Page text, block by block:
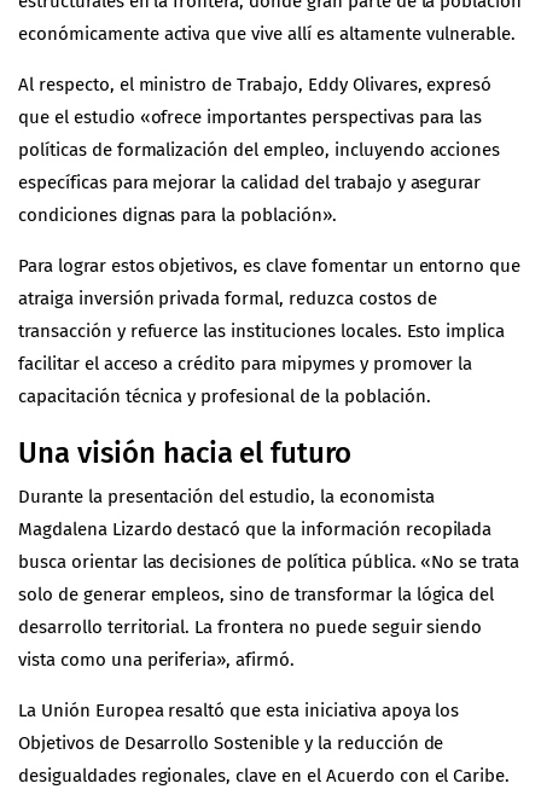
económicamente activa que vive allí es altamente vulnerable.
Al respecto, el ministro de Trabajo, Eddy Olivares, expresó
que el estudio «ofrece importantes perspectivas para las
políticas de formalización del empleo, incluyendo acciones
específicas para mejorar la calidad del trabajo y asegurar
condiciones dignas para la población».
Para lograr estos objetivos, es clave fomentar un entorno que
atraiga inversión privada formal, reduzca costos de
transacción y refuerce las instituciones locales. Esto implica
facilitar el acceso a crédito para mipymes y promover la
capacitación técnica y profesional de la población.
Una visión hacia el futuro
Durante la presentación del estudio, la economista
Magdalena Lizardo destacó que la información recopilada
busca orientar las decisiones de política pública. «No se trata
solo de generar empleos, sino de transformar la lógica del
desarrollo territorial. La frontera no puede seguir siendo
vista como una periferia», afirmó.
La Unión Europea resaltó que esta iniciativa apoya los
Objetivos de Desarrollo Sostenible y la reducción de
desigualdades regionales, clave en el Acuerdo con el Caribe.